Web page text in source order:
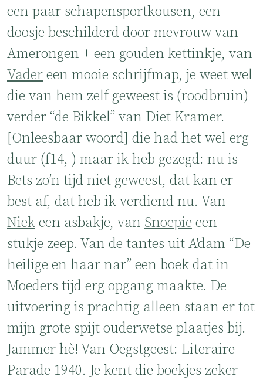
een paar schapensportkousen, een
doosje beschilderd door mevrouw van
Amerongen + een gouden kettinkje, van
Vader een mooie schrijfmap, je weet wel
die van hem zelf geweest is (roodbruin)
verder “de Bikkel” van Diet Kramer.
[Onleesbaar woord] die had het wel erg
duur (f14,-) maar ik heb gezegd: nu is
Bets zo’n tijd niet geweest, dat kan er
best af, dat heb ik verdiend nu. Van
Niek een asbakje, van Snoepie een
stukje zeep. Van de tantes uit A'dam “De
heilige en haar nar” een boek dat in
Moeders tijd erg opgang maakte. De
uitvoering is prachtig alleen staan er tot
mijn grote spijt ouderwetse plaatjes bij.
Jammer hè! Van Oegstgeest: Literaire
Parade 1940. Je kent die boekjes zeker